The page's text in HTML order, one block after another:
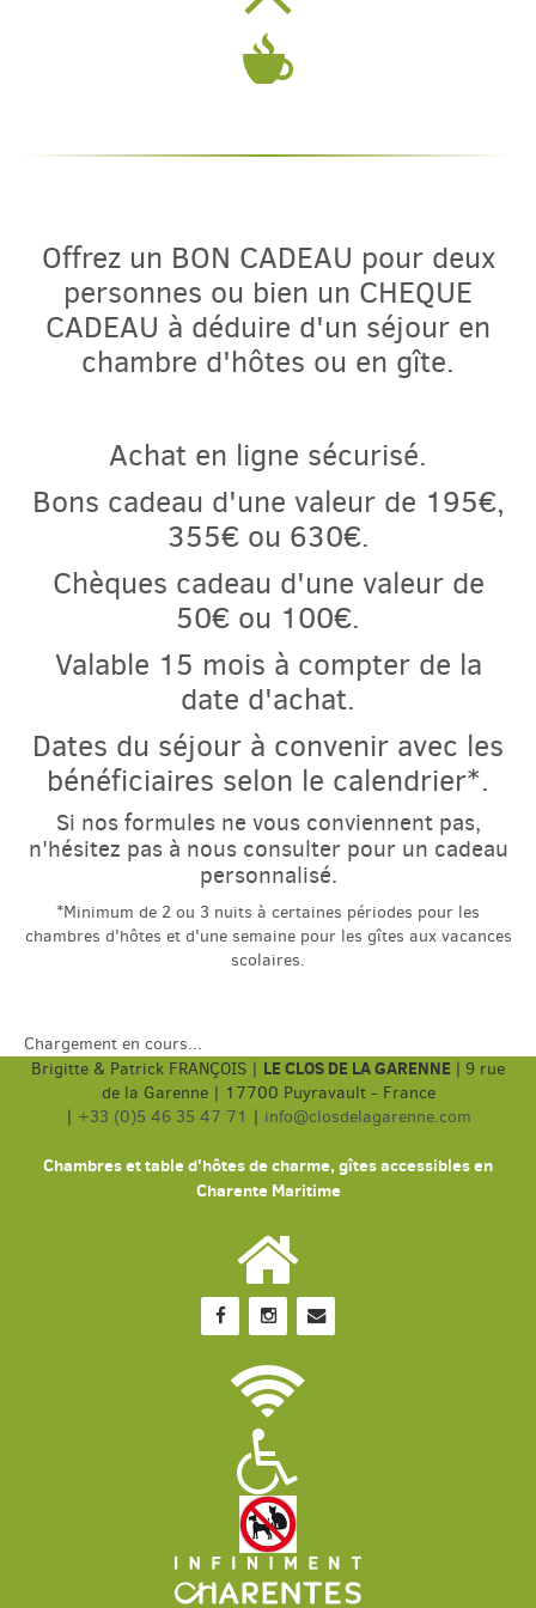
Offrez un BON CADEAU pour deux
personnes ou bien un CHEQUE
CADEAU à déduire d'un séjour en
chambre d'hôtes ou en gîte.
Achat en ligne sécurisé.
Bons cadeau d'une valeur de 195€,
355€ ou 630€.
Chèques cadeau d'une valeur de
50€ ou 100€.
Valable 15 mois à compter de la
date d'achat.
Dates du séjour à convenir avec les
bénéficiaires selon le calendrier*.
Si nos formules ne vous conviennent pas,
n'hésitez pas à nous consulter pour un cadeau
personnalisé.
*Minimum de 2 ou 3 nuits à certaines périodes pour les
chambres d'hôtes et d'une semaine pour les gîtes aux vacances
scolaires.
Chargement en cours...
Brigitte & Patrick FRANÇOIS | LE CLOS DE LA GARENNE | 9 rue
de la Garenne | 17700 Puyravault - France
| +33 (0)5 46 35 47 71 | info@closdelagarenne.com
Chambres et table d'hôtes de charme, gîtes accessibles en
Charente Maritime